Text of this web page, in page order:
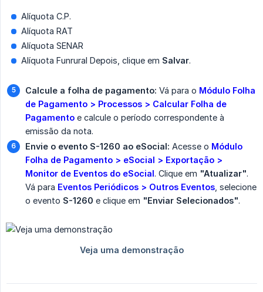
Alíquota C.P.
Alíquota RAT
Alíquota SENAR
Alíquota Funrural Depois, clique em Salvar.
Calcule a folha de pagamento: Vá para o Módulo Folha
de Pagamento > Processos > Calcular Folha de
Pagamento e calcule o período correspondente à
emissão da nota.
Envie o evento S-1260 ao eSocial: Acesse o Módulo
Folha de Pagamento > eSocial > Exportação >
Monitor de Eventos do eSocial. Clique em "Atualizar".
Vá para Eventos Periódicos > Outros Eventos , selecione
o evento S-1260 e clique em "Enviar Selecionados".